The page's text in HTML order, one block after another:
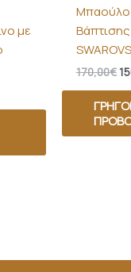
με
170,00€